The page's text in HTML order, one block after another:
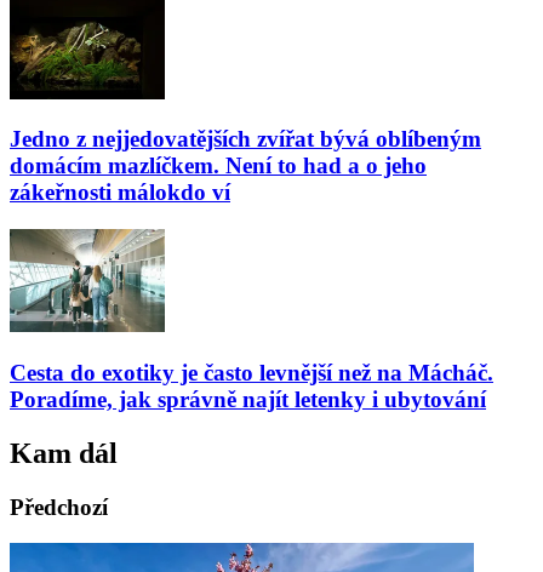
Jedno z nejjedovatějších zvířat bývá oblíbeným
domácím mazlíčkem. Není to had a o jeho
zákeřnosti málokdo ví
Cesta do exotiky je často levnější než na Mácháč.
Poradíme, jak správně najít letenky i ubytování
Kam dál
Předchozí